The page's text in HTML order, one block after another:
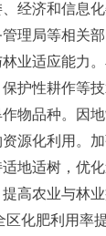
经济和信息
理局等相关部
业适应能力。
护性耕作等
物品种。因地
源化利用。
地适树，优
高农业与林
区化肥利用率